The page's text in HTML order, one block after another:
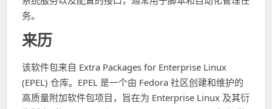
务。
来历
该软件包来自 Extra Packages for Enterprise Linux
(EPEL) 仓库。EPEL 是一个由 Fedora 社区创建和维护的
高质量附加软件包项目，旨在为 Enterprise Linux 及其衍